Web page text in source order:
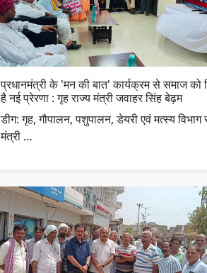
प्रधानमंत्री के 'मन की बात' कार्यक्रम से समाज को
है नई प्रेरणा : गृह राज्य मंत्री जवाहर सिंह बेढ़म
डीग: गृह, गौपालन, पशुपालन, डेयरी एवं मत्स्य विभाग
मंत्री …